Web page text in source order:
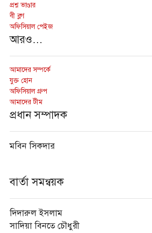
প্রশ্ন ভাণ্ডার
বী ব্লগ
অফিসিয়াল পেইজ
আরও…
আমাদের সম্পর্কে
যুক্ত হোন
অফিসিয়াল গ্রুপ
আমাদের টীম
প্রধান সম্পাদক
মবিন সিকদার
বার্তা সমন্বয়ক
দিদারুল ইসলাম
সাদিয়া বিনতে চৌধুরী